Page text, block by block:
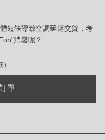
短缺導致空調延遲交貨，考
消暑呢？
單